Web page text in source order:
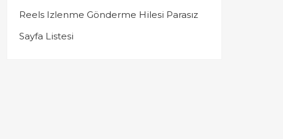
Reels Izlenme Gönderme Hilesi Parasız
Sayfa Listesi